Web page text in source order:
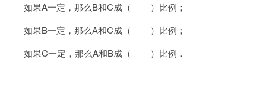
如果A一定，那么B和C成（ ）比例；
如果B一定，那么A和C成（ ）比例；
如果C一定，那么A和B成（ ）比例．